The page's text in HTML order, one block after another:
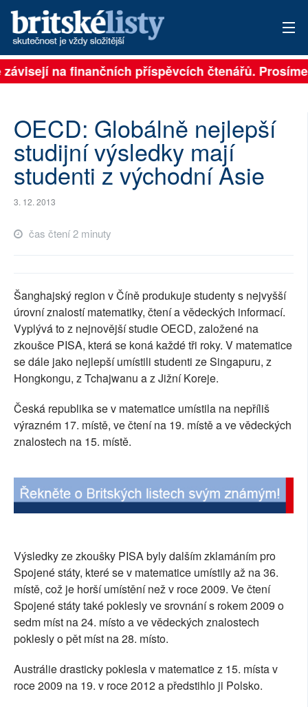
PŘIHLÁSIT
ARCHIV
ROZHOVORY
TÉMATA
NEJČTENĚJŠÍ ZA 7 DNÍ
PŘÍSPĚVKY NA PROVOZ
SOCIÁLNÍ SÍTĚ
RUBRIKY
PLNÁ VERZE STRÁNEK
na finančních příspěvcích čtenářů.
OECD: Globálně nejlepší
studijní výsledky mají
studenti z východní Asie
3. 12. 2013
čas čtení 2 minuty
Šanghajský region v Číně produkuje studenty s nejvyšší
úrovní znalostí matematiky, čtení a vědeckých informací.
Vyplývá to z nejnovější studie OECD, založené na
zkoušce PISA, která se koná každé tři roky. V matematice
se dále jako nejlepší umístili studenti ze Singapuru, z
Hongkongu, z Tchajwanu a z Jižní Koreje.
Česká republika se v matematice umístila na nepříliš
výrazném 17. místě, ve čtení na 19. místě a ve vědeckých
znalostech na 15. místě.
Výsledky ze zkoušky PISA byly dalším zklamáním pro
Spojené státy, které se v matematice umístily až na 36.
místě, což je horší umístění než v roce 2009. Ve čtení
Spojené státy také poklesly ve srovnání s rokem 2009 o
sedm míst na 24. místo a ve vědeckých znalostech
poklesly o pět míst na 28. místo.
Austrálie drasticky poklesla v matematice z 15. místa v
roce 2009 na 19. v roce 2012 a předstihlo ji Polsko.